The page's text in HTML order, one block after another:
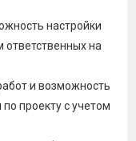
настройки
на
и возможность
проекту с учетом